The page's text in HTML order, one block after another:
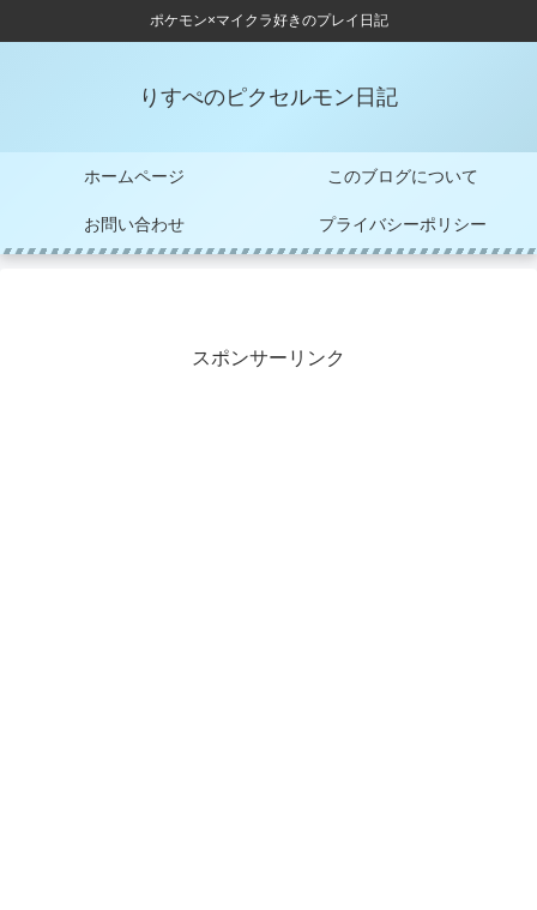
ポケモン×マイクラ好きのプレイ日記
りすぺのピクセルモン日記
ホームページ このブログについて
お問い合わせ プライバシーポリシー
スポンサーリンク